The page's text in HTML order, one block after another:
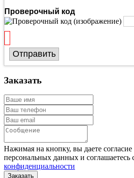
Проверочный код
Отправить
Заказать
Нажимая на кнопку, вы даете согласие
персональных данных и соглашаетесь
конфиденциальности